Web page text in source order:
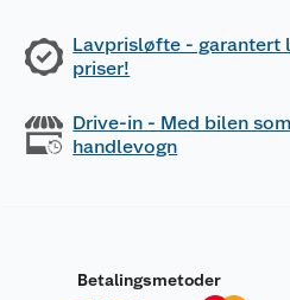
Lavprisløfte - garantert
priser!
Drive-in - Med bilen som
handlevogn
Betalingsmetoder